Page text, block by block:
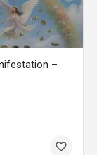
–